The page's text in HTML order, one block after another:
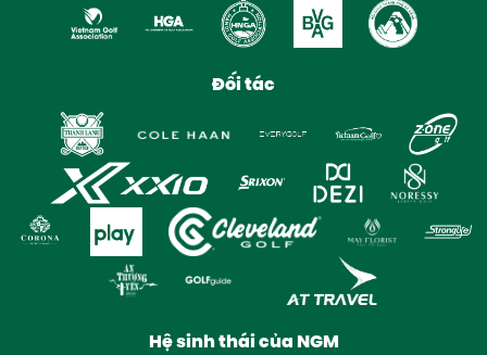
Đối tác
Hệ sinh thái của NGM